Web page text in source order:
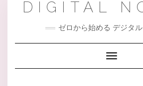
DIGITAL
ゼロから始める デジタ
Toggle